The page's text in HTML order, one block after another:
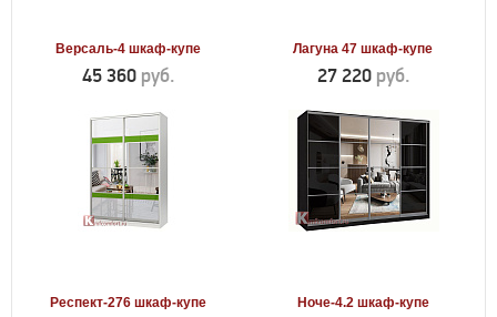
Версаль-4 шкаф-купе
45 360 руб.
Лагуна 47 шкаф-купе
27 220 руб.
Респект-276 шкаф-купе Ноче-4.2 шкаф-купе